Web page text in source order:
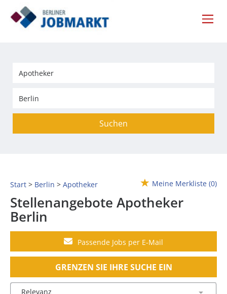
Suchen
Start Berlin Apotheker Meine Merkliste (0)
Stellenangebote Apotheker
Berlin
Passende Jobs per E-Mail
GRENZEN SIE IHRE SUCHE EIN